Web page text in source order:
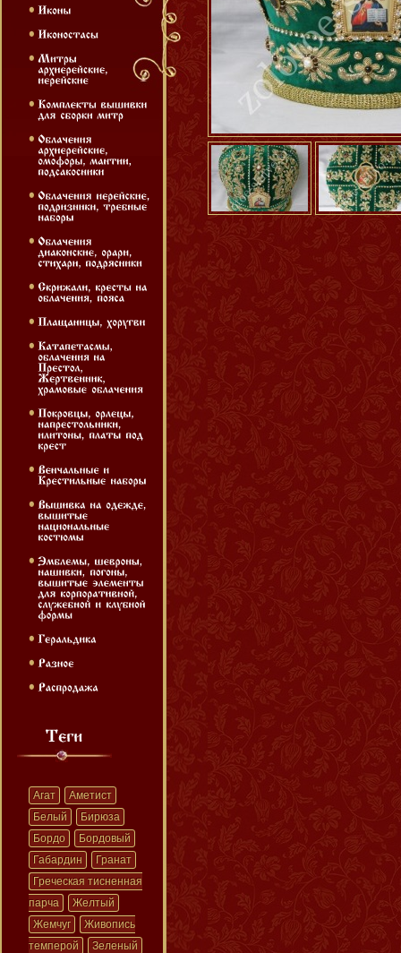
Агат
Аметист
Белый
Бирюза
Бордо
Бордовый
Габардин
Гранат
Греческая тисненная
парча
Желтый
Жемчуг
Живопись
темперой
Зеленый